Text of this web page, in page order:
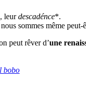
leurdescadénce*.
sommes même
peut rêver d’une
bobo